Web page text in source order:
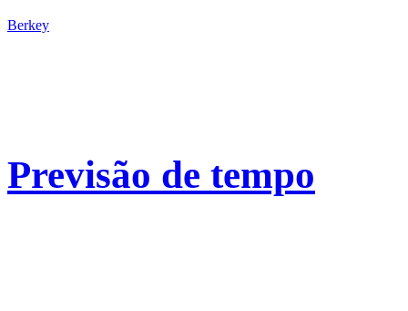
Berkey
Previsão de tempo